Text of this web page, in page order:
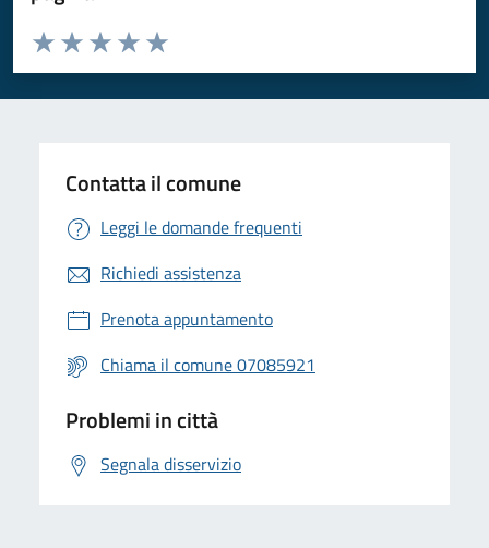
Valuta da 1 a 5 stelle la pagina
Valuta 5 stelle su 5
Valuta 4 stelle su 5
Valuta 3 stelle su 5
Valuta 2 stelle su 5
Valuta 1 stelle su 5
Contatta il comune
Leggi le domande frequenti
Richiedi assistenza
Prenota appuntamento
Chiama il comune 07085921
Problemi in città
Segnala disservizio